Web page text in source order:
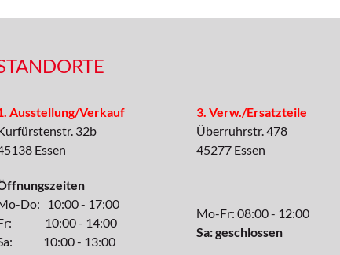
Ausstellung/Verkauf
32b
Essen
3. Verw./Ersatzteile
Überruhrstr. 478
45277 Essen
Do: 10:00 - 17:00
10:00 - 14:00
10:00 - 13:00
Mo-Fr: 08:00 - 12:00
Sa: geschlossen